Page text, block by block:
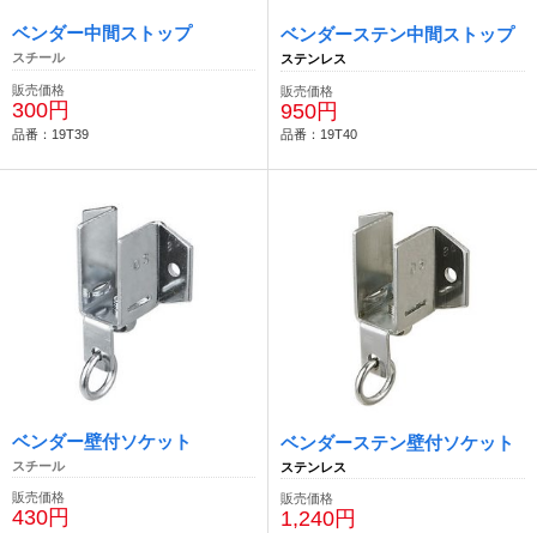
ベンダー中間ストップ
スチール
販売価格
300円
品番：19T39
ベンダーステン中間ストップ
ステンレス
販売価格
950円
品番：19T40
ベンダー壁付ソケット
スチール
販売価格
430円
ベンダーステン壁付ソケット
ステンレス
販売価格
1,240円